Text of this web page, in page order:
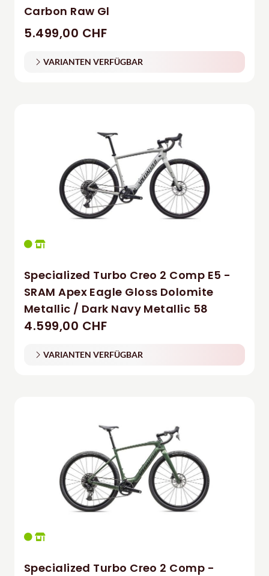
Carbon Raw Gl
5.499,00 CHF
VARIANTEN VERFÜGBAR
Specialized Turbo Creo 2 Comp E5 -
SRAM Apex Eagle Gloss Dolomite
Metallic / Dark Navy Metallic 58
4.599,00 CHF
VARIANTEN VERFÜGBAR
Specialized Turbo Creo 2 Comp -